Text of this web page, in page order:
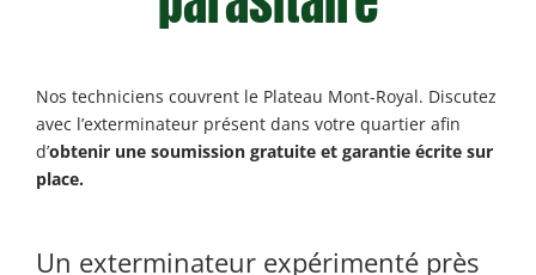
Nos techniciens couvrent le Plateau Mont-Royal. Discutez
avec l’exterminateur présent dans votre quartier afin
d’obtenir une soumission gratuite et garantie écrite sur
place.
Un exterminateur expérimenté près